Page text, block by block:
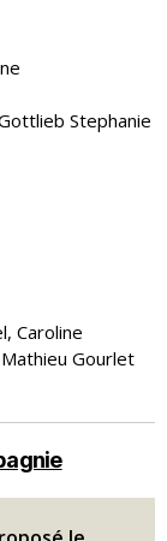
Stephanie
Caroline
Gourlet